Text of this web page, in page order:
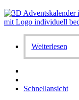
Weiterlesen
Schnellansicht